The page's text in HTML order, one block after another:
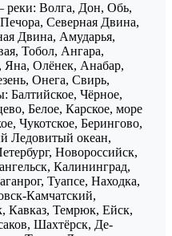
Волга, Дон, Обь,
Северная Двина,
Двина, Амударья,
Тобол, Ангара,
Яна, Олёнек, Анабар,
Онега, Свирь,
Балтийское, Чёрное,
Белое, Карское, море
Чукотское, Берингово,
Ледовитый океан,
Новороссийск,
Калининград,
Туапсе, Находка,
Камчатский,
Кавказ, Темрюк, Ейск,
Шахтёрск, Де-